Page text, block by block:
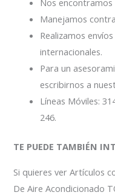
Manejamos
Realizamos
internacionales.
Para un
escribirnos a
Líneas Móviles:
246.
TE PUEDE TAMBIÉN
Si quieres ver Artículos
De Aire Acondicionado